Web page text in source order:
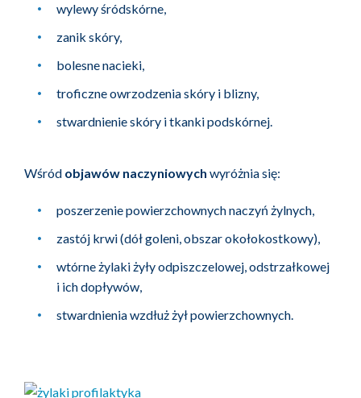
wylewy śródskórne,
zanik skóry,
bolesne nacieki,
troficzne owrzodzenia skóry i blizny,
stwardnienie skóry i tkanki podskórnej.
Wśród objawów naczyniowych wyróżnia się:
poszerzenie powierzchownych naczyń żylnych,
zastój krwi (dół goleni, obszar okołokostkowy),
wtórne żylaki żyły odpiszczelowej, odstrzałkowej
i ich dopływów,
stwardnienia wzdłuż żył powierzchownych.